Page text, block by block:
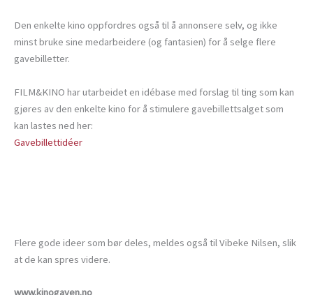
Den enkelte kino oppfordres også til å annonsere selv, og ikke
minst bruke sine medarbeidere (og fantasien) for å selge flere
gavebilletter.
FILM&KINO har utarbeidet en idébase med forslag til ting som kan
gjøres av den enkelte kino for å stimulere gavebillettsalget som
kan lastes ned her:
Gavebillettidéer
Flere gode ideer som bør deles, meldes også til Vibeke Nilsen, slik
at de kan spres videre.
www.kinogaven.no